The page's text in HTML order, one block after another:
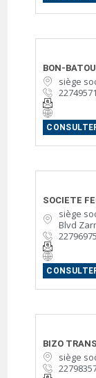
BON-BATOU
siège
SOCIETE
siège
Blvd
BIZO
siège